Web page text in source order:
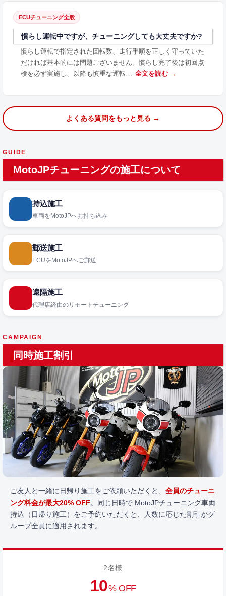
ECUチューニング全般
慣らし運転中ですが、チューニングしても大丈夫ですか?
慣らし運転で指定された回転数、走行手順を正しく守っていた
だければ基本的には問題ございません。慣らし完了後は初回点
検を必ず実施し、以降も慎重な運転…
全文を読む →
よくある質問をもっと見る →
GUIDE
MotoJPチューニングの施工について
持込施工
車両をMotoJPへお持ち込み
郵送施工
ECUをMotoJPへご郵送
遠隔施工
代理店経由のリモートチューニング
CAMPAIGN
同時施工割引
ご友人と一緒に日帰り施工をご依頼いただくと、 全員のチューニ
ング料金が最大20% OFF。同じ日時で MotoJPチューニング車両
持込（日帰り施工）をご予約いただくと、人数に応じた割引がグ
ループ全員に適用されます。
2名様
10% OFF